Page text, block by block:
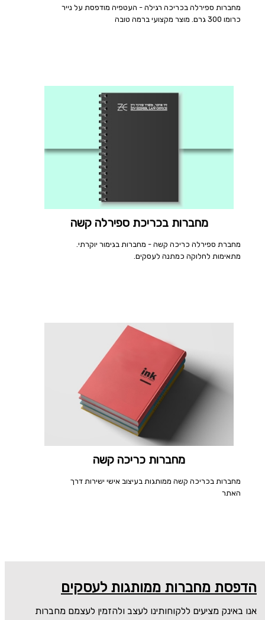
מחברות ספירלה בכריכה רגילה - העטפיה מודפסת על נייר
כרומו 300 גרם. מוצר מקצועי ברמה טובה
מחברות בכריכת ספירלה קשה
מחברת ספירלה כריכה קשה - מחברות בגימור יוקרתי.
מתאימות לחלוקה כמתנה לעסקים.
מחברות כריכה קשה
מחברות בכריכה קשה ממותגות בעיצוב אישי ישירות דרך
האתר
הדפסת מחברות ממותגות לעסקים
אנו באינק מציעים ללקוחותינו לעצב ולהזמין לעצמם מחברות